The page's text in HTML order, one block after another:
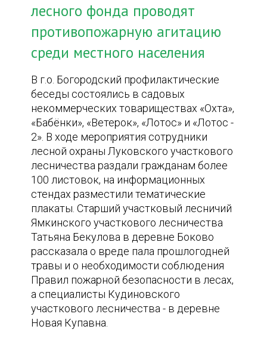
лесного фонда проводят
противопожарную агитацию
среди местного населения
В г.о. Богородский профилактические
беседы состоялись в садовых
некоммерческих товариществах «Охта»,
«Бабёнки», «Ветерок», «Лотос» и «Лотос -
2». В ходе мероприятия сотрудники
лесной охраны Луковского участкового
лесничества раздали гражданам более
100 листовок, на информационных
стендах разместили тематические
плакаты. Старший участковый лесничий
Ямкинского участкового лесничества
Татьяна Бекулова в деревне Боково
рассказала о вреде пала прошлогодней
травы и о необходимости соблюдения
Правил пожарной безопасности в лесах,
а специалисты Кудиновского
участкового лесничества - в деревне
Новая Купавна.